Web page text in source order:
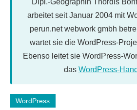
Dipl.-Geographin Thordis
arbeitet seit Januar 2004 mit
perun.net webwork gmbh
wartet sie die WordPress-
Ebenso leitet sie WordPress-
das WordPress-
Schlagwörter:
WordPress